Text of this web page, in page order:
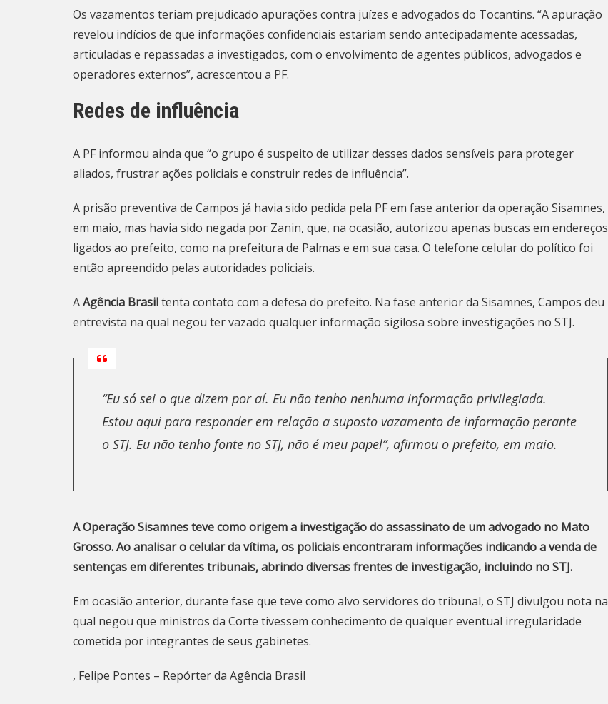
Os vazamentos teriam prejudicado apurações contra juízes e advogados do Tocantins. “A apuração
revelou indícios de que informações confidenciais estariam sendo antecipadamente acessadas,
articuladas e repassadas a investigados, com o envolvimento de agentes públicos, advogados e
operadores externos”, acrescentou a PF.
Redes de influência
A PF informou ainda que “o grupo é suspeito de utilizar desses dados sensíveis para proteger
aliados, frustrar ações policiais e construir redes de influência”.
A prisão preventiva de Campos já havia sido pedida pela PF em fase anterior da operação Sisamnes,
em maio, mas havia sido negada por Zanin, que, na ocasião, autorizou apenas buscas em endereços
ligados ao prefeito, como na prefeitura de Palmas e em sua casa. O telefone celular do político foi
então apreendido pelas autoridades policiais.
AAgência Brasiltenta contato com a defesa do prefeito. Na fase anterior da Sisamnes, Campos deu
entrevista na qual negou ter vazado qualquer informação sigilosa sobre investigações no STJ.
“Eu só sei o que dizem por aí. Eu não tenho nenhuma informação privilegiada.
Estou aqui para responder em relação a suposto vazamento de informação perante
o STJ. Eu não tenho fonte no STJ, não é meu papel”, afirmou o prefeito, em maio.
A Operação Sisamnes teve como origem a investigação do assassinato de um advogado no Mato
Grosso. Ao analisar o celular da vítima, os policiais encontraram informações indicando a venda de
sentenças em diferentes tribunais, abrindo diversas frentes de investigação, incluindo no STJ.
Em ocasião anterior, durante fase que teve como alvo servidores do tribunal, o STJ divulgou nota na
qual negou que ministros da Corte tivessem conhecimento de qualquer eventual irregularidade
cometida por integrantes de seus gabinetes.
, Felipe Pontes – Repórter da Agência Brasil